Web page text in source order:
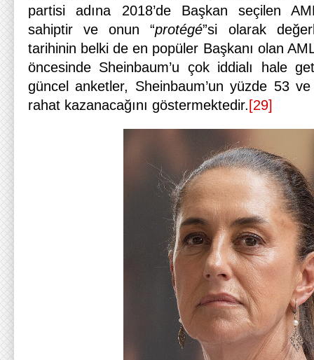
partisi adına 2018’de Başkan seçilen
sahiptir ve onun “protégé”si olarak
tarihinin belki de en popüler Başkanı olan
öncesinde Sheinbaum’u çok iddialı hale
güncel anketler, Sheinbaum’un yüzde 53
rahat kazanacağını göstermektedir. [29]